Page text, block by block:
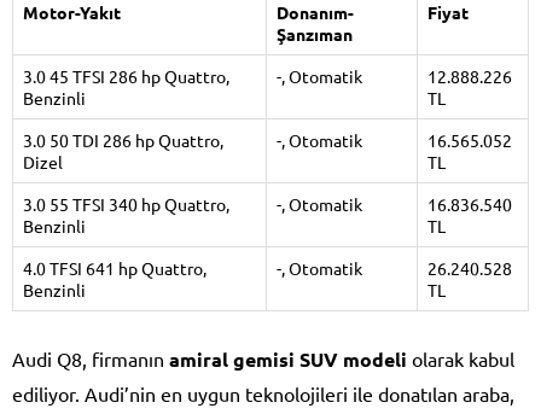
Motor-Yakıt
Donanım-
Şanzıman
Fiyat
3.0 45 TFSI 286 hp Quattro,
Benzinli
-, Otomatik
12.888.226
TL
3.0 50 TDI 286 hp Quattro,
Dizel
-, Otomatik
16.565.052
TL
3.0 55 TFSI 340 hp Quattro,
Benzinli
-, Otomatik
16.836.540
TL
4.0 TFSI 641 hp Quattro,
Benzinli
-, Otomatik
26.240.528
TL
Audi Q8, firmanın amiral gemisi SUV modeli olarak kabul
ediliyor. Audi’nin en uygun teknolojileri ile donatılan araba,